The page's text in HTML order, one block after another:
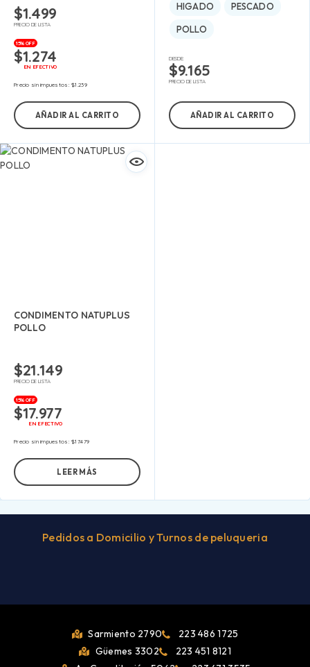
$1.499
PRECIO DE LISTA
15% OFF
$1.274
EN EFECTIVO
Precio sin impuestos:$1.239
AÑADIR AL CARRITO
HIGADO PESCADO
POLLO
DESDE:
$9.165
PRECIO DE LISTA
AÑADIR AL CARRITO
CONDIMENTO NATUPLUS
POLLO
$21.149
PRECIO DE LISTA
15% OFF
$17.977
EN EFECTIVO
Precio sin impuestos:$17.479
LEER MÁS
Pedidos a Domicilio y Turnos de peluqueria
Sarmiento 2790
223 486 1725
Güemes 3302
223 451 8121